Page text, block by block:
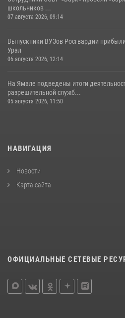
школьников ...
07 августа 2026, 09:14
Выпускники ВУЗов Росгвардии
Урал
06 августа 2026, 12:14
На Ямале подведены итоги
разрешительной служб...
05 августа 2026, 11:50
НАВИГАЦИЯ
Новости
Карта сайта
ОФИЦИАЛЬНЫЕ СЕТЕВЫЕ